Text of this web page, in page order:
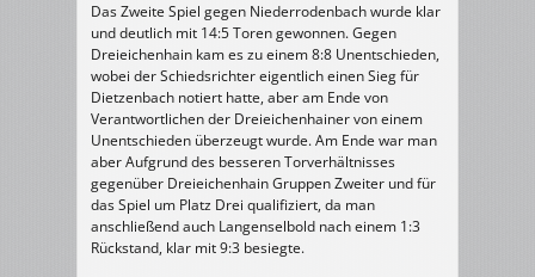
Das Zweite Spiel gegen Niederrodenbach wurde klar
und deutlich mit 14:5 Toren gewonnen. Gegen
Dreieichenhain kam es zu einem 8:8 Unentschieden,
wobei der Schiedsrichter eigentlich einen Sieg für
Dietzenbach notiert hatte, aber am Ende von
Verantwortlichen der Dreieichenhainer von einem
Unentschieden überzeugt wurde. Am Ende war man
aber Aufgrund des besseren Torverhältnisses
gegenüber Dreieichenhain Gruppen Zweiter und für
das Spiel um Platz Drei qualifiziert, da man
anschließend auch Langenselbold nach einem 1:3
Rückstand, klar mit 9:3 besiegte.